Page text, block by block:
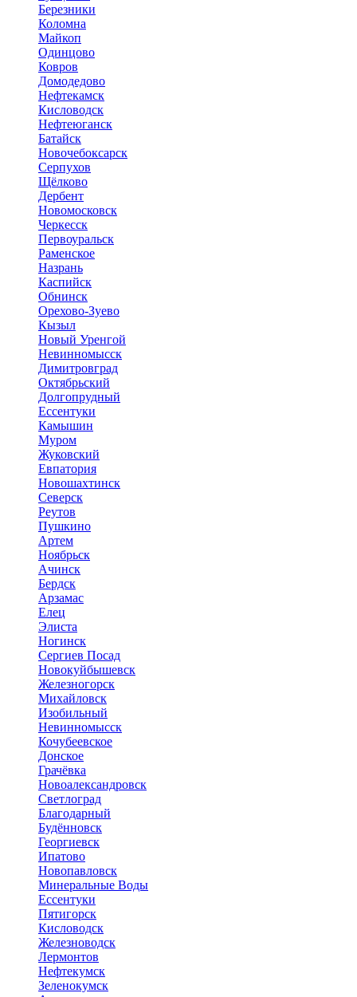
Березники
Коломна
Майкоп
Одинцово
Ковров
Домодедово
Нефтекамск
Кисловодск
Нефтеюганск
Батайск
Новочебоксарск
Серпухов
Щёлково
Дербент
Новомосковск
Черкесск
Первоуральск
Раменское
Назрань
Каспийск
Обнинск
Орехово-Зуево
Кызыл
Новый Уренгой
Невинномысск
Димитровград
Октябрьский
Долгопрудный
Ессентуки
Камышин
Муром
Жуковский
Евпатория
Новошахтинск
Северск
Реутов
Пушкино
Артем
Ноябрьск
Ачинск
Бердск
Арзамас
Елец
Элиста
Ногинск
Сергиев Посад
Новокуйбышевск
Железногорск
Михайловск
Изобильный
Невинномысск
Кочубеевское
Донское
Грачёвка
Новоалександровск
Светлоград
Благодарный
Будённовск
Георгиевск
Ипатово
Новопавловск
Минеральные Воды
Ессентуки
Пятигорск
Кисловодск
Железноводск
Лермонтов
Нефтекумск
Зеленокумск